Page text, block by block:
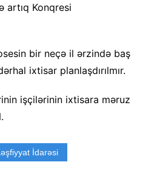
artıq Konqresi
bir neçə il ərzində baş
ixtisar planlaşdırılmır.
işçilərinin ixtisara məruz
İdarəsi